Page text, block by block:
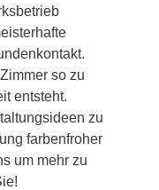
so zu
entsteht.
zu
farbenfroher
um mehr zu